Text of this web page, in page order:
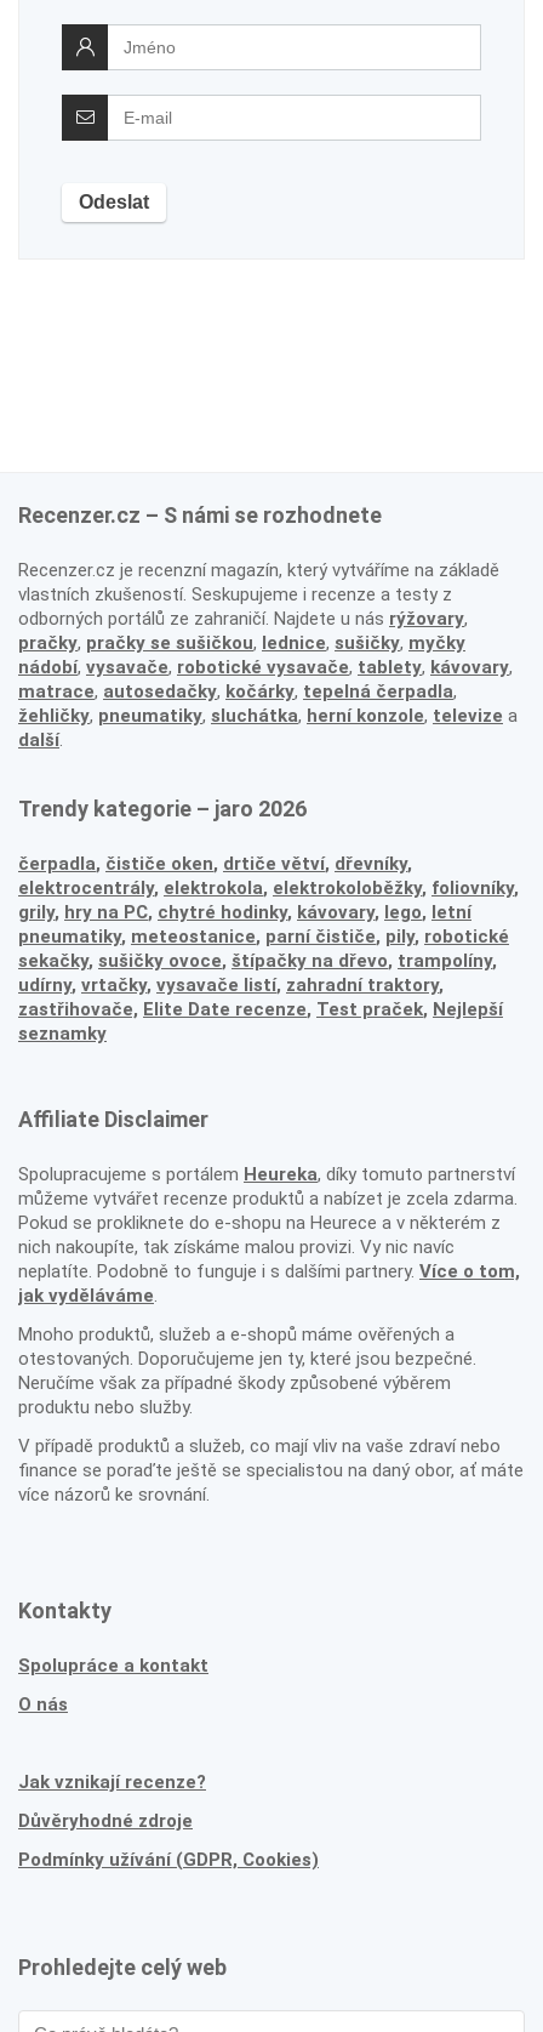
Recenzer.cz – S námi se rozhodnete
Recenzer.cz je recenzní magazín, který vytváříme na základě
vlastních zkušeností. Seskupujeme i recenze a testy z
odborných portálů ze zahraničí. Najdete u nás rýžovary,
pračky, pračky se sušičkou, lednice, sušičky, myčky
nádobí, vysavače, robotické vysavače, tablety, kávovary,
matrace, autosedačky, kočárky, tepelná čerpadla,
žehličky, pneumatiky, sluchátka, herní konzole, televize a
další.
Trendy kategorie – jaro 2026
čerpadla, čističe oken, drtiče větví, dřevníky,
elektrocentrály, elektrokola, elektrokoloběžky, foliovníky,
grily, hry na PC, chytré hodinky, kávovary, lego, letní
pneumatiky, meteostanice, parní čističe, pily, robotické
sekačky, sušičky ovoce, štípačky na dřevo, trampolíny,
udírny, vrtačky, vysavače listí, zahradní traktory,
zastřihovače, Elite Date recenze, Test praček, Nejlepší
seznamky
Affiliate Disclaimer
Spolupracujeme s portálem Heureka, díky tomuto partnerství
můžeme vytvářet recenze produktů a nabízet je zcela zdarma.
Pokud se prokliknete do e-shopu na Heurece a v některém z
nich nakoupíte, tak získáme malou provizi. Vy nic navíc
neplatíte. Podobně to funguje i s dalšími partnery. Více o tom,
jak vyděláváme.
Mnoho produktů, služeb a e-shopů máme ověřených a
otestovaných. Doporučujeme jen ty, které jsou bezpečné.
Neručíme však za případné škody způsobené výběrem
produktu nebo služby.
V případě produktů a služeb, co mají vliv na vaše zdraví nebo
finance se poraďte ještě se specialistou na daný obor, ať máte
více názorů ke srovnání.
Kontakty
Spolupráce a kontakt
O nás
Jak vznikají recenze?
Důvěryhodné zdroje
Podmínky užívání (GDPR, Cookies)
Prohledejte celý web